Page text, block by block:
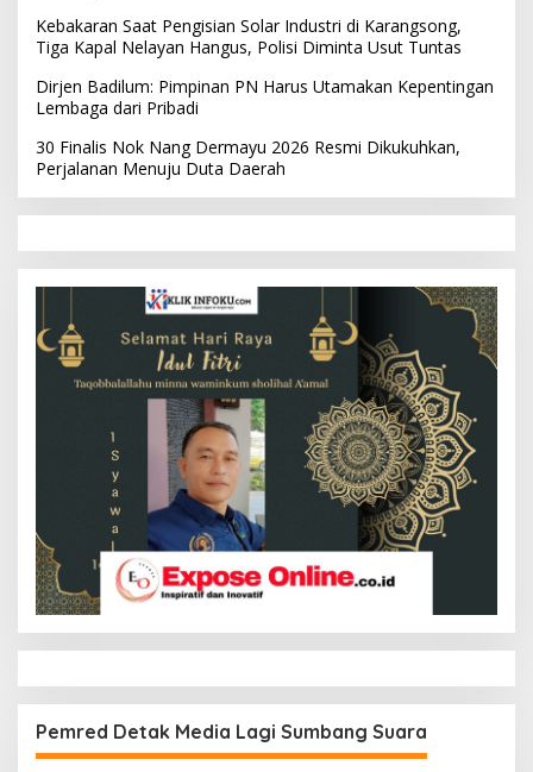
Kebakaran Saat Pengisian Solar Industri di Karangsong,
Tiga Kapal Nelayan Hangus, Polisi Diminta Usut Tuntas
Dirjen Badilum: Pimpinan PN Harus Utamakan Kepentingan
Lembaga dari Pribadi
30 Finalis Nok Nang Dermayu 2026 Resmi Dikukuhkan,
Perjalanan Menuju Duta Daerah
Pemred Detak Media Lagi Sumbang Suara